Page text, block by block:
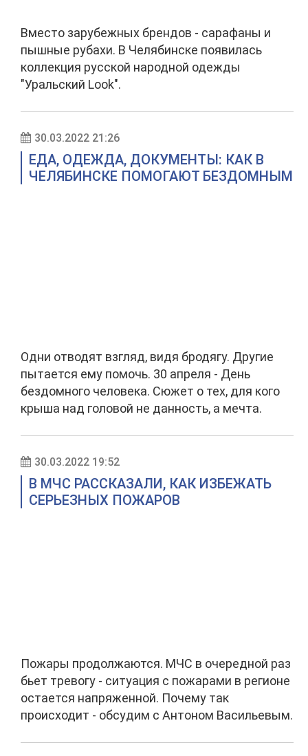
Вместо зарубежных брендов - сарафаны и
пышные рубахи. В Челябинске появилась
коллекция русской народной одежды
"Уральский Look".
30.03.2022 21:26
ЕДА, ОДЕЖДА, ДОКУМЕНТЫ: КАК В
ЧЕЛЯБИНСКЕ ПОМОГАЮТ БЕЗДОМНЫМ
Одни отводят взгляд, видя бродягу. Другие
пытается ему помочь. 30 апреля - День
бездомного человека. Сюжет о тех, для кого
крыша над головой не данность, а мечта.
30.03.2022 19:52
В МЧС РАССКАЗАЛИ, КАК ИЗБЕЖАТЬ
СЕРЬЕЗНЫХ ПОЖАРОВ
Пожары продолжаются. МЧС в очередной раз
бьет тревогу - ситуация с пожарами в регионе
остается напряженной. Почему так
происходит - обсудим с Антоном Васильевым.